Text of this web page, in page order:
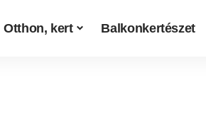
Otthon, kert Balkonkertészet